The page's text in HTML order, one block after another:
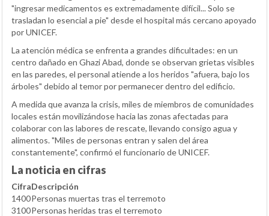
"ingresar medicamentos es extremadamente difícil... Solo se
trasladan lo esencial a pie" desde el hospital más cercano apoyado
por UNICEF.
La atención médica se enfrenta a grandes dificultades: en un
centro dañado en Ghazi Abad, donde se observan grietas visibles
en las paredes, el personal atiende a los heridos "afuera, bajo los
árboles" debido al temor por permanecer dentro del edificio.
A medida que avanza la crisis, miles de miembros de comunidades
locales están movilizándose hacia las zonas afectadas para
colaborar con las labores de rescate, llevando consigo agua y
alimentos. "Miles de personas entran y salen del área
constantemente", confirmó el funcionario de UNICEF.
La noticia en cifras
CifraDescripción
1400Personas muertas tras el terremoto
3100Personas heridas tras el terremoto